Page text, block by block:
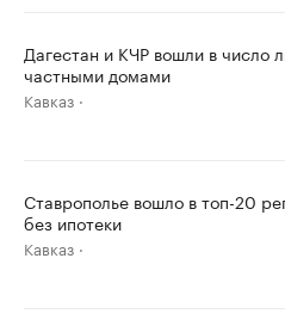
Дагестан и КЧР вошли в число
частными домами
Кавказ
Ставрополье вошло в топ-20
без ипотеки
Кавказ